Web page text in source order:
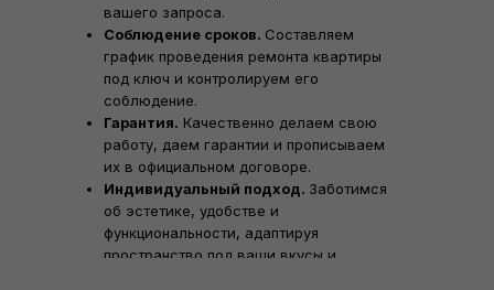
вашего запроса.
Соблюдение сроков. Составляем
график проведения ремонта квартиры
под ключ и контролируем его
соблюдение.
Гарантия. Качественно делаем свою
работу, даем гарантии и прописываем
их в официальном договоре.
Индивидуальный подход. Заботимся
об эстетике, удобстве и
функциональности, адаптируя
пространство под ваши вкусы и